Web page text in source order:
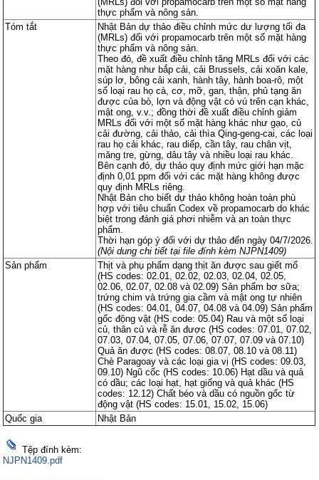
thực phẩm và nông sản.
Tóm tắt
Nhật Bản dự thảo điều chỉnh mức dư lượng tối đa
(MRLs) đối với propamocarb trên một số mặt hàng
thực phẩm và nông sản.
Theo đó, đề xuất điều chỉnh tăng MRLs đối với các
mặt hàng như bắp cải, cải Brussels, cải xoăn kale,
súp lơ, bông cải xanh, hành tây, hành boa-rô, một
số loại rau họ cà, cơ, mỡ, gan, thận, phủ tạng ăn
được của bò, lợn và động vật có vú trên cạn khác,
mật ong, v.v.; đồng thời đề xuất điều chỉnh giảm
MRLs đối với một số mặt hàng khác như gạo, củ
cải đường, cải thảo, cải thìa Qing-geng-cai, các loại
rau họ cải khác, rau diếp, cần tây, rau chân vịt,
măng tre, gừng, dâu tây và nhiều loại rau khác.
Bên cạnh đó, dự thảo quy định mức giới hạn mặc
định 0,01 ppm đối với các mặt hàng không được
quy định MRLs riêng.
Nhật Bản cho biết dự thảo không hoàn toàn phù
hợp với tiêu chuẩn Codex về propamocarb do khác
biệt trong đánh giá phơi nhiễm và an toàn thực
phẩm.
Thời hạn góp ý đối với dự thảo đến ngày 04/7/2026.
(Nội dung chi tiết tại file đính kèmNJPN1409)
Sản phẩm
Thịt và phụ phẩm dạng thịt ăn được sau giết mổ
(HS codes: 02.01, 02.02, 02.03, 02.04, 02.05,
02.06, 02.07, 02.08 và 02.09) Sản phẩm bơ sữa;
trứng chim và trứng gia cầm và mật ong tự nhiên
(HS codes: 04.01, 04.07, 04.08 và 04.09) Sản phẩm
gốc động vật (HS code: 05.04) Rau và một số loại
củ, thân củ và rễ ăn được (HS codes: 07.01, 07.02,
07.03, 07.04, 07.05, 07.06, 07.07, 07.09 và 07.10)
Quả ăn được (HS codes: 08.07, 08.10 và 08.11)
Chè Paragoay và các loại gia vị (HS codes: 09.03,
09.10) Ngũ cốc (HS codes: 10.06) Hạt dầu và quả
có dầu; các loại hạt, hạt giống và quả khác (HS
codes: 12.12) Chất béo và dầu có nguồn gốc từ
động vật (HS codes: 15.01, 15.02, 15.06)
Quốc gia
Nhật Bản
Tệp đính kèm:
NJPN1409.pdf
các
các
quy
quy